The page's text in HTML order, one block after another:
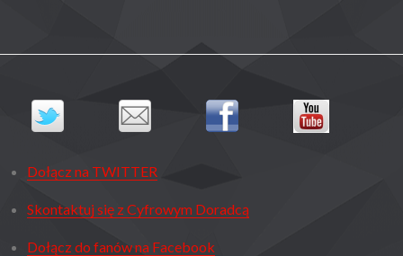
Dołącz na TWITTER
Skontaktuj się z Cyfrowym Doradcą
Dołącz do fanów na Facebook